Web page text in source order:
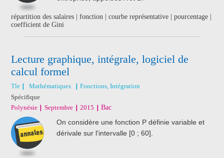
répartition des salaires | fonction | courbe représentative | pourcentage |
coefficient de Gini
Lecture graphique, intégrale, logiciel de
calcul formel
Tle Mathématiques
Fonctions, Intégration
Spécifique
Polynésie
Septembre 2015 Bac
On considère une fonction P définie variable et
dérivale sur l'intervalle [0 ; 60].